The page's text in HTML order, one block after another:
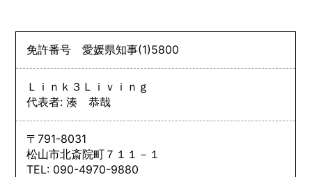
免許番号愛媛県知事(1)5800
Ｌｉｎｋ３Ｌｉｖｉｎｇ
代表者: 湊 恭哉
〒791-8031
松山市北斎院町７１１－１
TEL: 090-4970-9880